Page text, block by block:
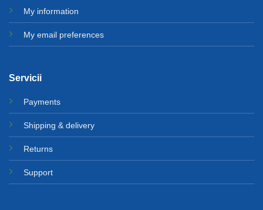
My information
My email preferences
Servicii
Payments
Shipping & delivery
Returns
Support